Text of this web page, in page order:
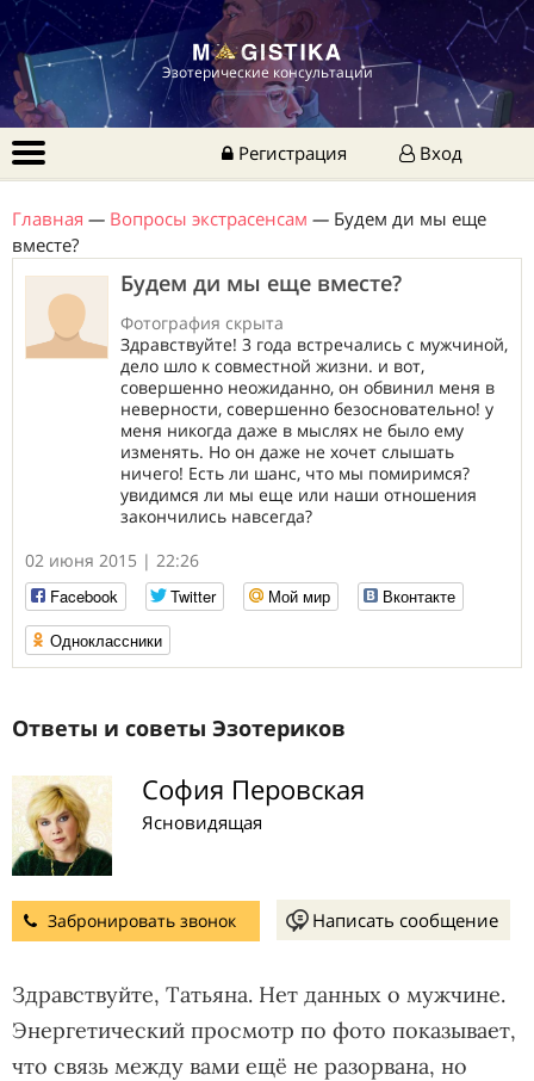
Эзотерические консультации
Регистрация Вход
Главная — Вопросы экстрасенсам — Будем ди мы еще
вместе?
Будем ди мы еще вместе?
Фотография скрыта
Здравствуйте! 3 года встречались с мужчиной,
дело шло к совместной жизни. и вот,
совершенно неожиданно, он обвинил меня в
неверности, совершенно безосновательно! у
меня никогда даже в мыслях не было ему
изменять. Но он даже не хочет слышать
ничего! Есть ли шанс, что мы помиримся?
увидимся ли мы еще или наши отношения
закончились навсегда?
02 июня 2015 | 22:26
Facebook
Twitter Мой мир
Вконтакте
Одноклассники
Ответы и советы Эзотериков
София Перовская
Ясновидящая
Забронировать звонок Написать сообщение
Здравствуйте, Татьяна. Нет данных о мужчине.
Энергетический просмотр по фото показывает,
что связь между вами ещё не разорвана, но